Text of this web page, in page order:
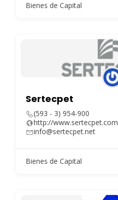
Bienes de Capital
Sertecpet
(593 - 3) 954-900
http://www.sertecpet.com
info@sertecpet.net
Bienes de Capital